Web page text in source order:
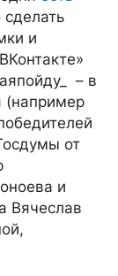
сделать
и
– в
(например
от
и
Вячеслав